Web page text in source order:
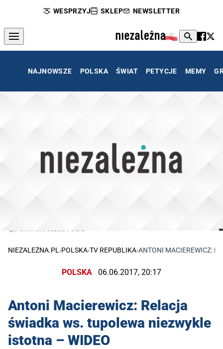
WESPRZYJ SKLEP NEWSLETTER
NAJNOWSZE POLSKA ŚWIAT PETYCJE MEMY
NIEZALEŻNA.PL ›POLSKA›TV REPUBLIKA›​ANTONI MACIEREWICZ:
POLSKA 06.06.2017, 20:17
​Antoni Macierewicz: Relacja
świadka ws. tupolewa niezwykle
istotna – WIDEO